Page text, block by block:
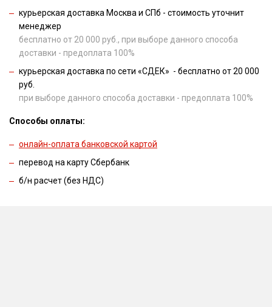
курьерская доставка Москва и СПб - стоимость уточнит
менеджер
бесплатно от 20 000 руб., при выборе данного способа
доставки - предоплата 100%
курьерская доставка по сети «СДЕК» - бесплатно от 20 000
руб.
при выборе данного способа доставки - предоплата 100%
Способы оплаты:
онлайн-оплата банковской картой
перевод на карту Сбербанк
б/н расчет (без НДС)